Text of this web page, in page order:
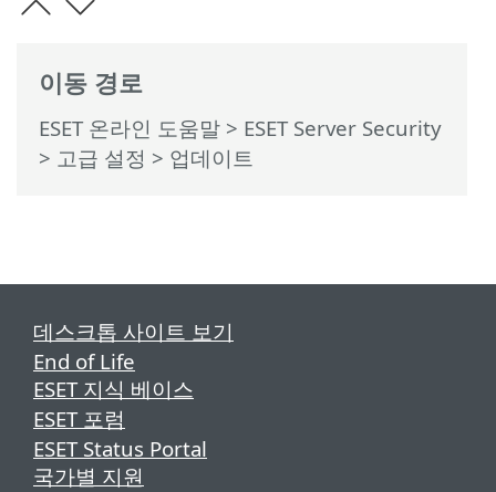
이동 경로
ESET 온라인 도움말 > ESET Server Security
> 고급 설정 > 업데이트
데스크톱 사이트 보기
End of Life
ESET 지식 베이스
ESET 포럼
ESET Status Portal
국가별 지원